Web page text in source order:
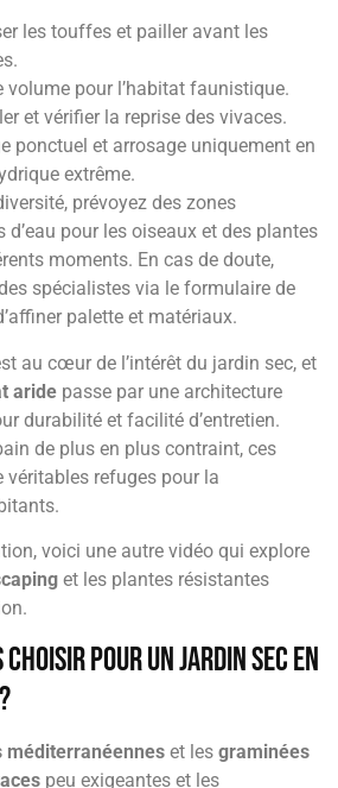
les touffes et pailler avant les
volume pour l’habitat faunistique.
et vérifier la reprise des vivaces.
ponctuel et arrosage uniquement en
extrême.
prévoyez des zones
d’eau pour les oiseaux et des plantes
moments. En cas de doute,
spécialistes via le formulaire de
palette et matériaux.
au cœur de l’intérêt du jardin sec, et
aride passe par une architecture
durabilité et facilité d’entretien.
de plus en plus contraint, ces
véritables refuges pour la
voici une autre vidéo qui explore
et les plantes résistantes
pour un jardin sec en
méditerranéennes et les graminées
peu exigeantes et les